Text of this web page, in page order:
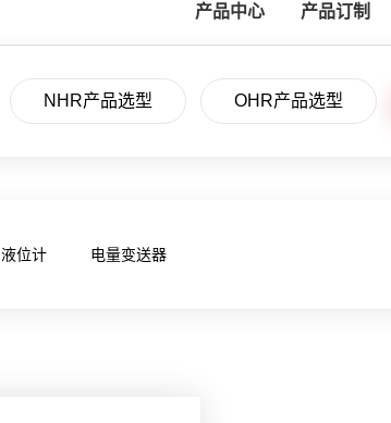
产品中心 产品订制
NHR产品选型 OHR产品选型
液位计 电量变送器